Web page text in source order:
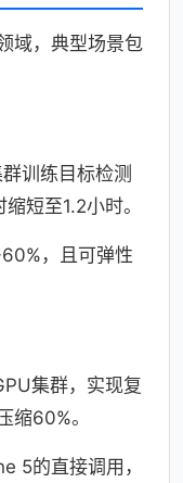
域，典型场景包
训练目标检测
短至1.2小时。
，且可弹性
集群，实现复
缩60%。
5的直接调用，